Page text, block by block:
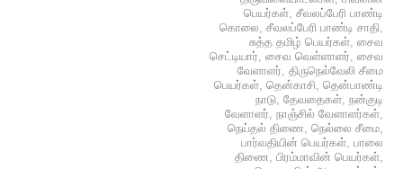
பெயர்கள், சீவலப்பேரி பாண்டி
கொலை, சீவலப்பேரி பாண்டி சாதி,
சுத்த தமிழ் பெயர்கள், சைவ
செட்டியார், சைவ வெள்ளாளர், சைவ
வேளாளர், திருநெல்வேலி சீமை
பெயர்கள், தென்காசி, தென்பாண்டி
நாடு, தேவதைகள், நன்குடி
வேளாளர், நாஞ்சில் வேளாளர்கள்,
நெய்தல் திணை, நெல்லை சீமை,
பார்வதியின் பெயர்கள், பாலை
திணை, பிரம்மாவின் பெயர்கள்,